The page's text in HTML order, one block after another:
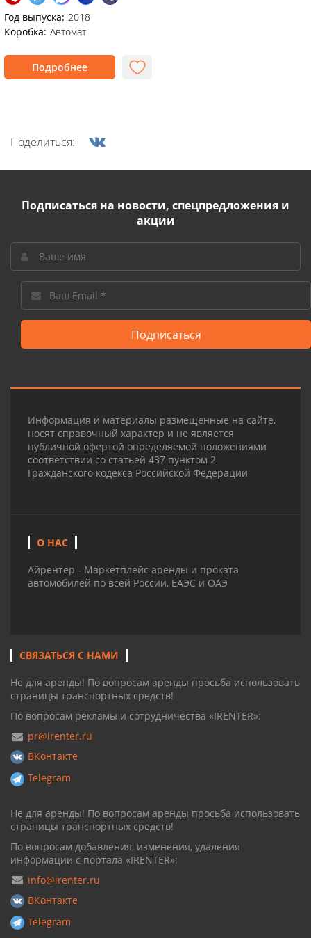
Год выпуска: 2018
Коробка: Автомат
Подробнее
Поделиться:
Подписаться на новости, спецпредложения и
акции
Подписаться
Информация и материалы размещенные на сайте,
носят справочный характер и не является
публичной офертой определяемой положениями
соответствии со статьей 437 пунктом 2
Гражданского кодекса Российской Федерации
О НАС
Айрентер - Маркетплейс аренды и проката
автомобилей по всей России, ЕАЭС и ОАЭ
СВЯЗАТЬСЯ С НАМИ
Не для аренды! По вопросам аренды просьба использовать
страницы транспортных средств!
По вопросам рекламы и сотрудничества «IRENTER»:
pr@irenter.ru
ВКонтакте
Telegram
Не для аренды! По вопросам аренды просьба использовать
страницы транспортных средств!
По вопросам добавления, изменения, удаления
информации с портала «IRENTER»:
info@irenter.ru
ВКонтакте
Telegram